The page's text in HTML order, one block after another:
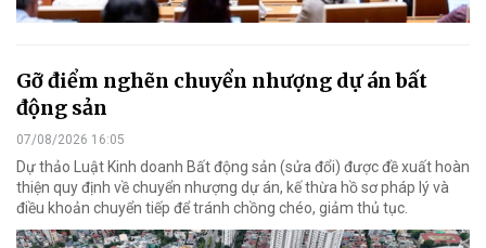
Gỡ điểm nghẽn chuyển nhượng dự án bất
động sản
07/08/2026 16:05
Dự thảo Luật Kinh doanh Bất động sản (sửa đổi) được đề xuất hoàn
thiện quy định về chuyển nhượng dự án, kế thừa hồ sơ pháp lý và
điều khoản chuyển tiếp để tránh chồng chéo, giảm thủ tục.